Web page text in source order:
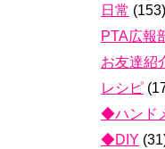
日常 (153)
PTA広報
お友達紹
レシピ
◆ハンド
◆DIY